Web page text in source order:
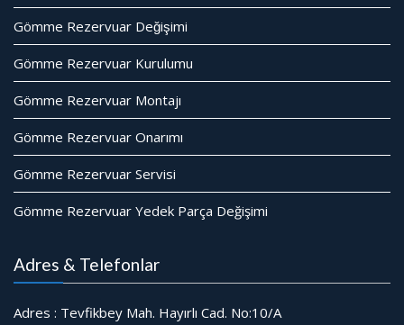
Gömme Rezervuar Değişimi
Gömme Rezervuar Kurulumu
Gömme Rezervuar Montajı
Gömme Rezervuar Onarımı
Gömme Rezervuar Servisi
Gömme Rezervuar Yedek Parça Değişimi
Adres & Telefonlar
Adres : Tevfikbey Mah. Hayırlı Cad. No:10/A